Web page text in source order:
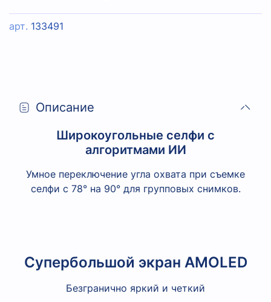
арт. 133491
Описание
Широкоугольные селфи с
алгоритмами ИИ
Умное переключение угла охвата при съемке
селфи с 78° на 90° для групповых снимков.
Супербольшой экран AMOLED
Безгранично яркий и четкий